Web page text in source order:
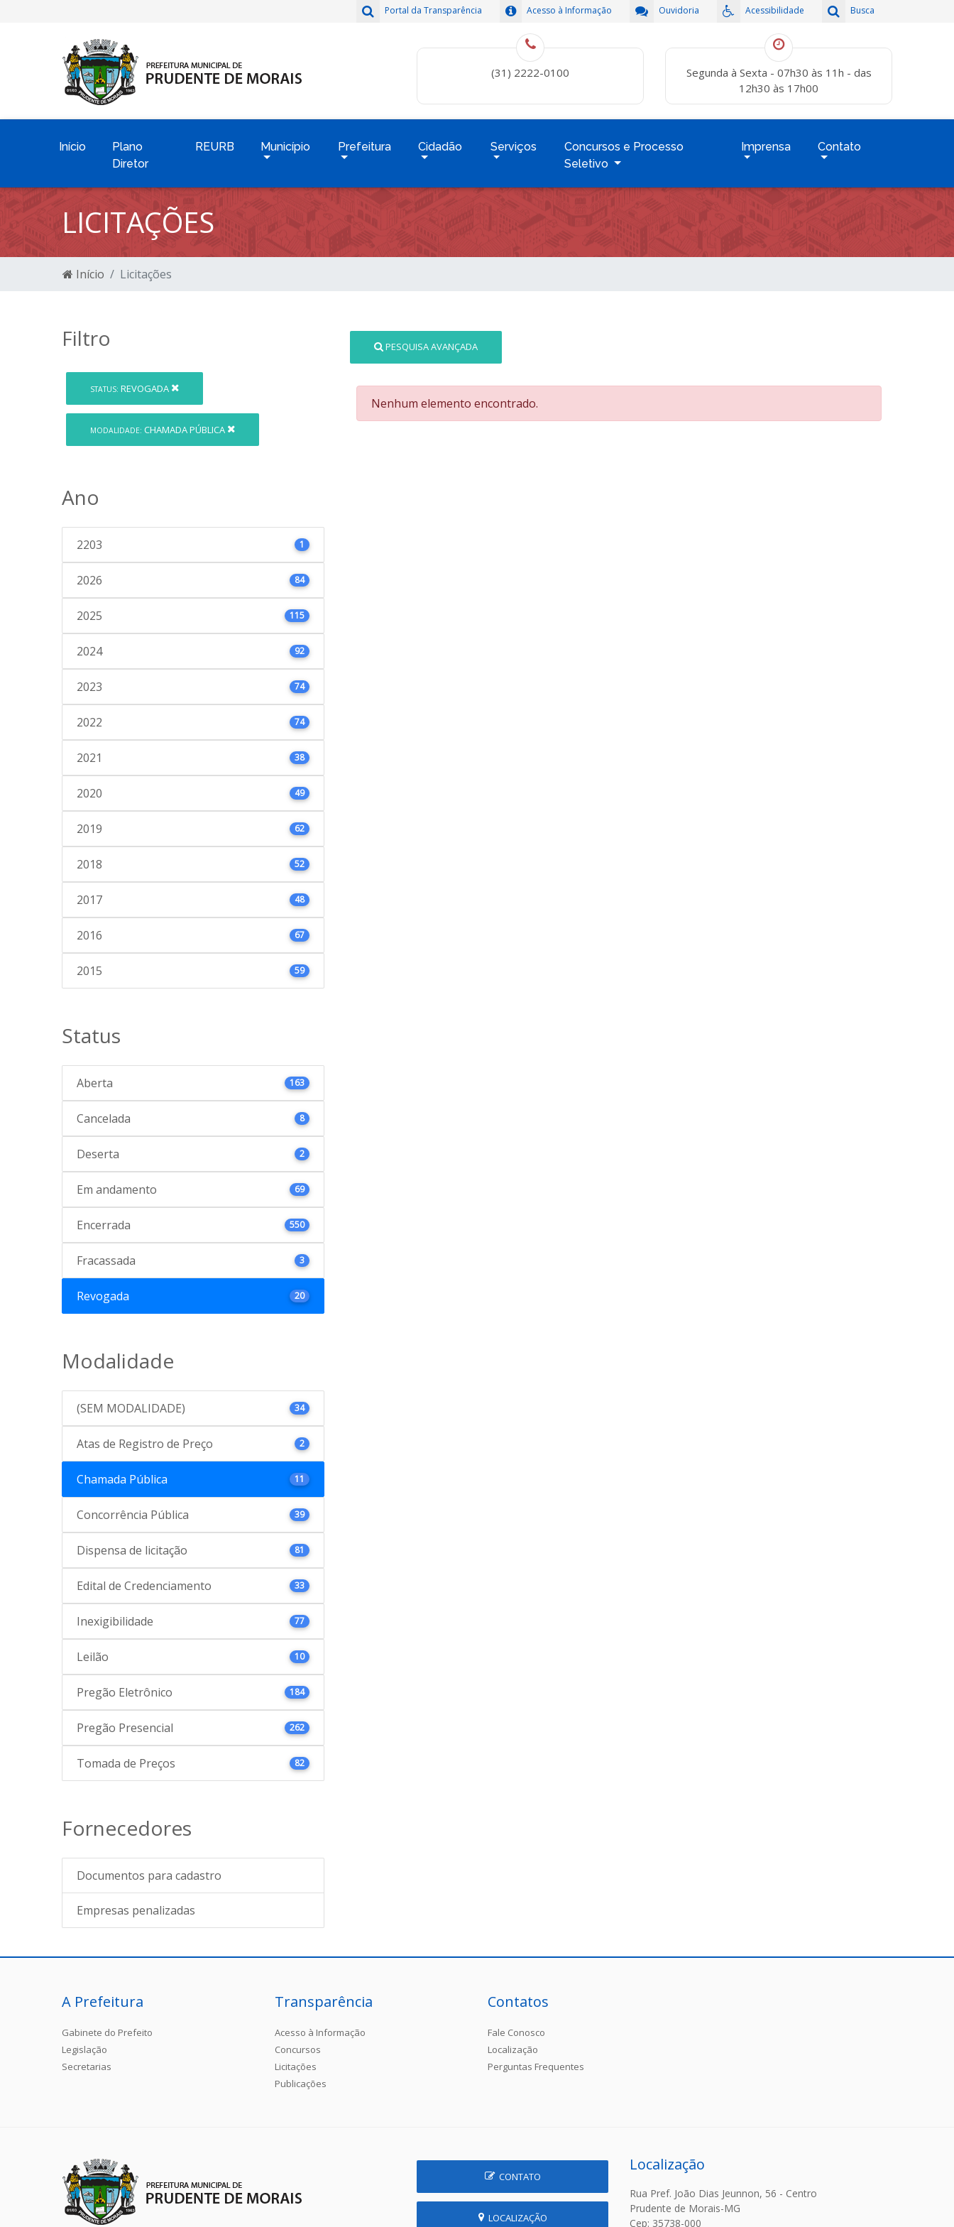
Busca
Acessibilidade
Ouvidoria
Acesso à Informação
Portal da Transparência
(31) 2222-0100
Segunda à Sexta - 07h30 às 11h - das
12h30 às 17h00
Início
Plano
Diretor
REURB Município Prefeitura Cidadão Serviços
Concursos e Processo
Seletivo
Imprensa Contato
LICITAÇÕES
Início Licitações
Filtro
STATUS: REVOGADA
MODALIDADE: CHAMADA PÚBLICA
Ano
2203 1
2026 84
2025 115
2024 92
2023 74
2022 74
2021 38
2020 49
2019 62
2018 52
2017 48
2016 67
2015 59
Status
Aberta 163
Cancelada 8
Deserta 2
Em andamento 69
Encerrada 550
Fracassada 3
Revogada 20
Modalidade
(SEM MODALIDADE) 34
Atas de Registro de Preço 2
Chamada Pública 11
Concorrência Pública 39
Dispensa de licitação 81
Edital de Credenciamento 33
Inexigibilidade 77
Leilão 10
Pregão Eletrônico 184
Pregão Presencial 262
Tomada de Preços 82
Fornecedores
Documentos para cadastro
Empresas penalizadas
PESQUISA AVANÇADA
Nenhum elemento encontrado.
A Prefeitura
Gabinete do Prefeito
Legislação
Secretarias
Transparência
Acesso à Informação
Concursos
Licitações
Publicações
Contatos
Fale Conosco
Localização
Perguntas Frequentes
CONTATO
LOCALIZAÇÃO
Localização
Rua Pref. João Dias Jeunnon, 56 - Centro
Prudente de Morais-MG
Cep: 35738-000